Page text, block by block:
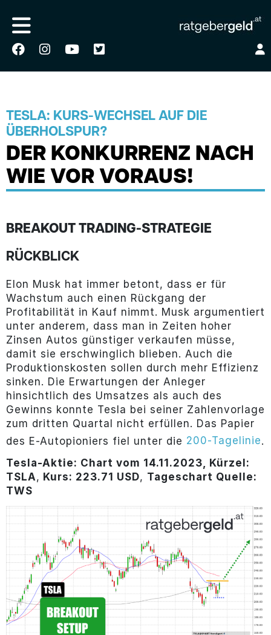
TESLA: KURS-WECHSEL AUF DIE
ÜBERHOLSPUR?
DER KONKURRENZ NACH
WIE VOR VORAUS!
BREAKOUT TRADING-STRATEGIE
RÜCKBLICK
Elon Musk hat immer betont, dass er für
Wachstum auch einen Rückgang der
Profitabilität in Kauf nimmt. Musk argumentiert
unter anderem, dass man in Zeiten hoher
Zinsen Autos günstiger verkaufen müsse,
damit sie erschwinglich blieben. Auch die
Produktionskosten sollen durch mehr Effizienz
sinken. Die Erwartungen der Anleger
hinsichtlich des Umsatzes als auch des
Gewinns konnte Tesla bei seiner Zahlenvorlage
zum dritten Quartal nicht erfüllen. Das Papier
des E-Autopioniers fiel unter die 200-Tagelinie.
Tesla-Aktie: Chart vom 14.11.2023, Kürzel:
TSLA, Kurs: 223.71 USD, Tageschart Quelle:
TWS